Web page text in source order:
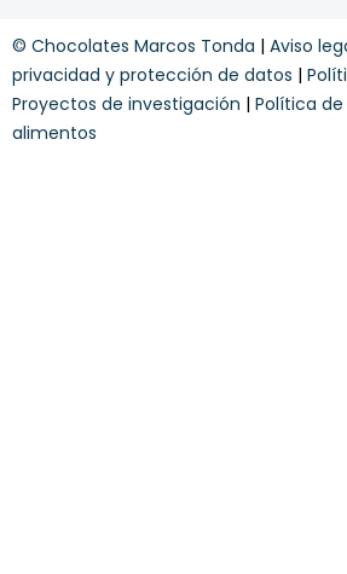
b
e
t
e
e
y
y
c
o
n
d
i
© Chocolates Marcos Tonda | Aviso
privacidad y protección de datos |
Proyectos de investigación | Política
alimentos